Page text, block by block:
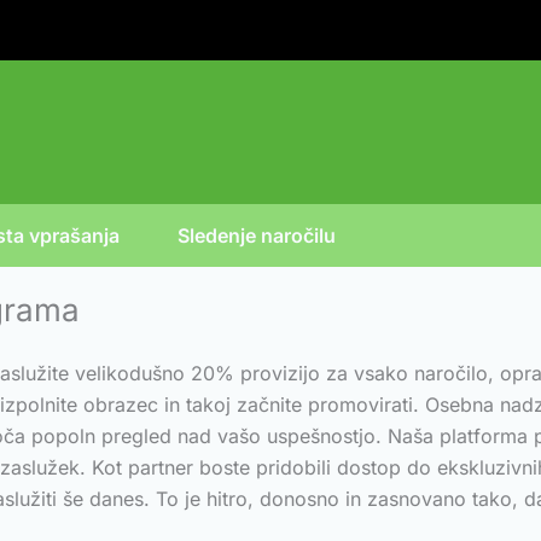
vprašanja Sledenje naročilu
velikodušno 20% provizijo za vsako naročilo,
obrazec in takoj začnite promovirati. Osebna
popoln pregled nad vašo uspešnostjo. Naša platforma
Kot partner boste pridobili dostop do
še danes. To je hitro, donosno in zasnovano tako,